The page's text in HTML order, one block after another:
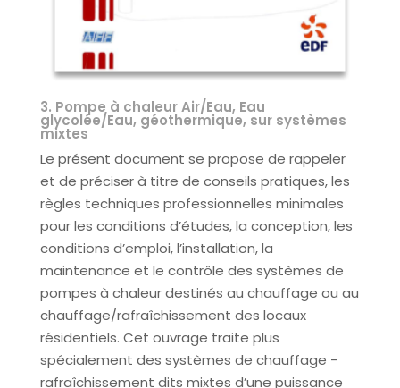
3. Pompe à chaleur Air/Eau, Eau
glycolée/Eau, géothermique, sur systèmes
mixtes
Le présent document se propose de rappeler
et de préciser à titre de conseils pratiques, les
règles techniques professionnelles minimales
pour les conditions d’études, la conception, les
conditions d’emploi, l’installation, la
maintenance et le contrôle des systèmes de
pompes à chaleur destinés au chauffage ou au
chauffage/rafraîchissement des locaux
résidentiels. Cet ouvrage traite plus
spécialement des systèmes de chauffage -
rafraîchissement dits mixtes d’une puissance